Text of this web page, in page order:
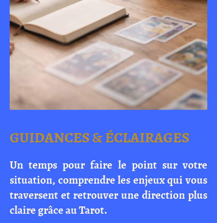
GUIDANCES & ÉCLAIRAGES
Un temps pour faire le point sur votre
situation, comprendre les enjeux qui vous
traversent et retrouver une direction plus
claire grâce au Tarot.